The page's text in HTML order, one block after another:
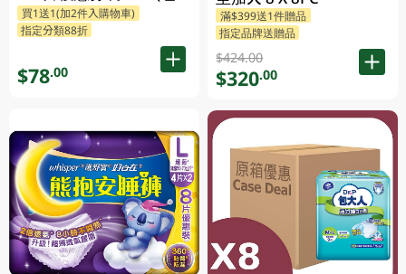
裝隨機發放)
買1送1(加2件入購物車)
指定分類88折
$78.00
滿$399送1件贈品
指定品牌送贈品
$424.00
$320.00